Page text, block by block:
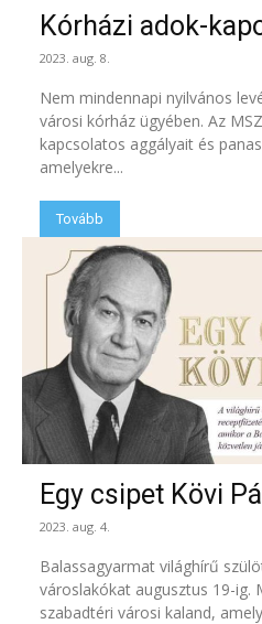
Kórházi adok-
2023. aug. 8.
Nem mindennapi nyilvános
városi kórház ügyében. Az
kapcsolatos aggályait és
amelyekre...
Tovább
Egy csipet Kövi Pál
2023. aug. 4.
Balassagyarmat világhírű
városlakókat augusztus 19-ig.
szabadtéri városi kaland,